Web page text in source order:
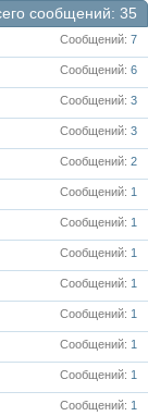
сообщений 35
Сообщений 7
Сообщений 6
Сообщений 3
Сообщений 3
Сообщений 2
Сообщений 1
Сообщений 1
Сообщений 1
Сообщений 1
Сообщений 1
Сообщений 1
Сообщений 1
Сообщений 1